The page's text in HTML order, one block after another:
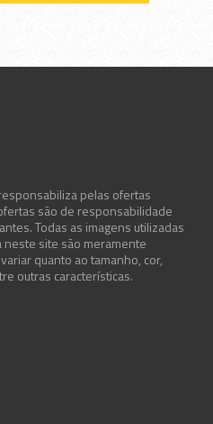
pelas ofertas
são de responsabilidade
Todas as imagens utilizadas
neste site são meramente
quanto ao tamanho, cor,
outras características.